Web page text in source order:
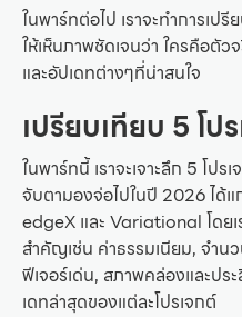
ในพาร์ทต่อไป เราจะทำการเ
ให้เห็นภาพชัดเจนว่า ใครคือตัว
และอัปเดทต่างๆที่น่าสนใจ
เปรียบเทียบ 5 โป
ในพาร์ทนี้ เราจะเจาะลึก 5 โ
จับตามองจ่อไปในปี 2026 ไ
edgeX และ Variational โดยเ
สำคัญเช่น ค่าธรรมเนียม, จำ
ฟีเจอร์เด่น, สภาพคล่องและป
เดทล่าสุดของแต่ละโปรเจกต์